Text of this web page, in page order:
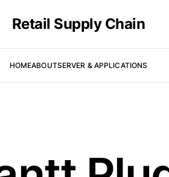
Retail Supply Chain
HOMEABOUTSERVER & APPLICATIONS